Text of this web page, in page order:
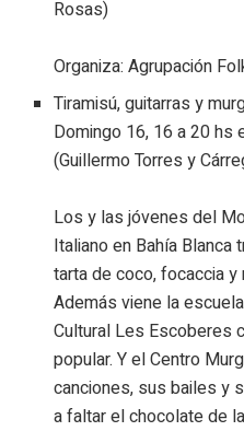
Rosas)
Organiza: Agrupación
Tiramisú, guitarras y
Domingo 16, 16 a 20
(Guillermo Torres y
Los y las jóvenes del
Italiano en Bahía Blanca
tarta de coco, focaccia
Además viene la
Cultural Les Escoberes
popular. Y el Centro
canciones, sus bailes y
a faltar el chocolate de